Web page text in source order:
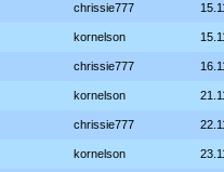
chrissie777
kornelson
chrissie777
kornelson
chrissie777
kornelson